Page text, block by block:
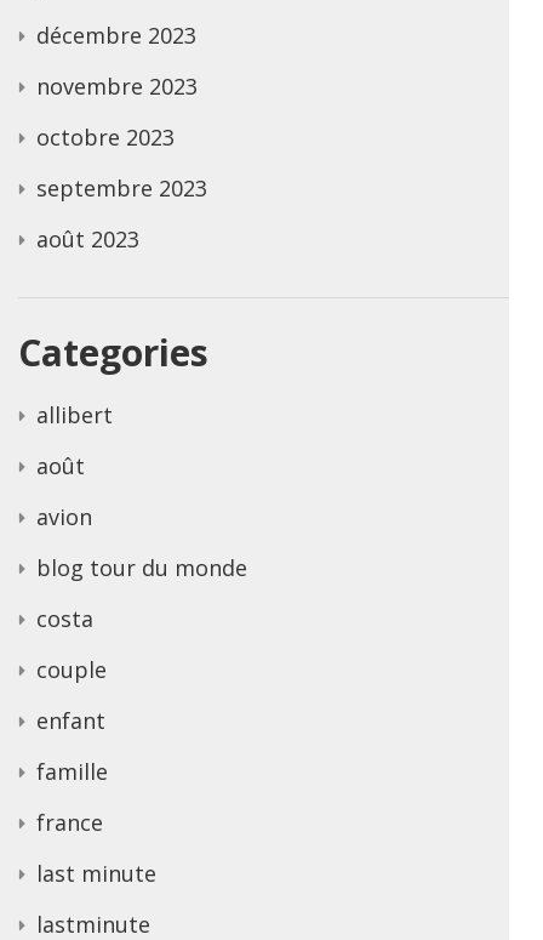
décembre 2023
novembre 2023
octobre 2023
septembre 2023
août 2023
Categories
allibert
août
avion
blog tour du monde
costa
couple
enfant
famille
france
last minute
lastminute